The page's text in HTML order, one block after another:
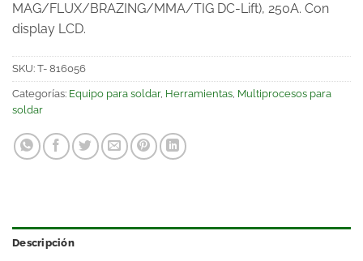
MAG/FLUX/BRAZING/MMA/TIG DC-Lift), 250A. Con
display LCD.
SKU: T- 816056
Categorías: Equipo para soldar, Herramientas, Multiprocesos para
soldar
Descripción